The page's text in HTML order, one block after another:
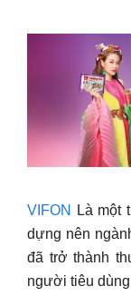
VIFON
Là một
dựng nên
đã trở thành
người tiêu